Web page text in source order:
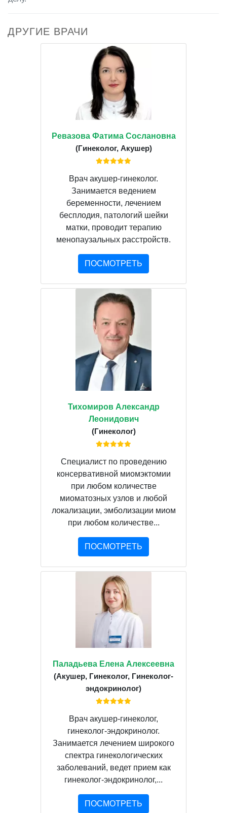
ДРУГИЕ ВРАЧИ
Ревазова Фатима Сослановна
(Гинеколог, Акушер)
Врач акушер-гинеколог.
Занимается ведением
беременности, лечением
бесплодия, патологий шейки
матки, проводит терапию
менопаузальных расстройств.
ПОСМОТРЕТЬ
Тихомиров Александр
Леонидович
(Гинеколог)
Специалист по проведению
консервативной миомэктомии
при любом количестве
миоматозных узлов и любой
локализации, эмболизации миом
при любом количестве...
ПОСМОТРЕТЬ
Паладьева Елена Алексеевна
(Акушер, Гинеколог, Гинеколог-
эндокринолог)
Врач акушер-гинеколог,
гинеколог-эндокринолог.
Занимается лечением широкого
спектра гинекологических
заболеваний, ведет прием как
гинеколог-эндокринолог,...
ПОСМОТРЕТЬ